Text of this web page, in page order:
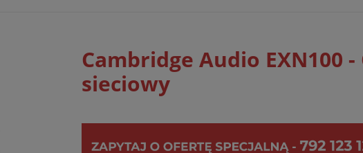
Cambridge Audio EXN100
sieciowy